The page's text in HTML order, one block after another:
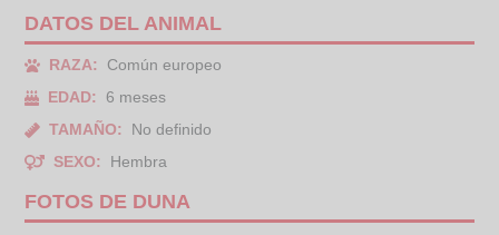
DATOS DEL ANIMAL
RAZA:
Común europeo
EDAD:
6 meses
TAMAÑO:
No definido
SEXO:
Hembra
FOTOS DE DUNA